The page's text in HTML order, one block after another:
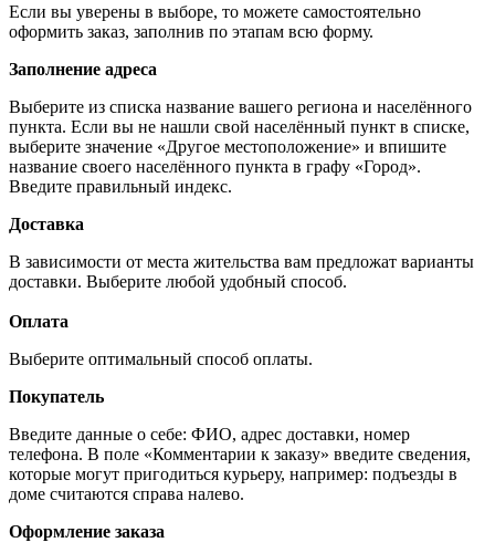
Если вы уверены в выборе, то можете самостоятельно
оформить заказ, заполнив по этапам всю форму.
Заполнение адреса
Выберите из списка название вашего региона и населённого
пункта. Если вы не нашли свой населённый пункт в списке,
выберите значение «Другое местоположение» и впишите
название своего населённого пункта в графу «Город».
Введите правильный индекс.
Доставка
В зависимости от места жительства вам предложат варианты
доставки. Выберите любой удобный способ.
Оплата
Выберите оптимальный способ оплаты.
Покупатель
Введите данные о себе: ФИО, адрес доставки, номер
телефона. В поле «Комментарии к заказу» введите сведения,
которые могут пригодиться курьеру, например: подъезды в
доме считаются справа налево.
Оформление заказа